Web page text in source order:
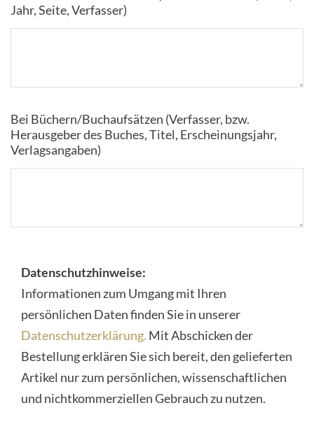
Jahr, Seite, Verfasser)
Bei Büchern/Buchaufsätzen (Verfasser, bzw.
Herausgeber des Buches, Titel, Erscheinungsjahr,
Verlagsangaben)
Datenschutzhinweise:
Informationen zum Umgang mit Ihren
persönlichen Daten finden Sie in unserer
Datenschutzerklärung. Mit Abschicken der
Bestellung erklären Sie sich bereit, den gelieferten
Artikel nur zum persönlichen, wissenschaftlichen
und nichtkommerziellen Gebrauch zu nutzen.